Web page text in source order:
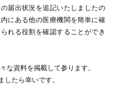
届出状況を追記いたしましたの
にある他の医療機関を簡単に確
れる役割を確認することができ
な資料を掲載して参ります。
したら幸いです。